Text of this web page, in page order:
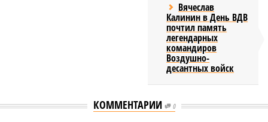
Вячеслав
Калинин в День ВДВ
почтил память
легендарных
командиров
Воздушно-
десантных войск
КОММЕНТАРИИ 0